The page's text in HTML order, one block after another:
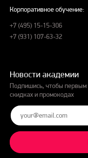
Корпоративное обучение:
+7 (495) 15-15-306
+7 (931) 107-63-32
Новости академии
Подпишись, чтобы первым
скидках и промокодах